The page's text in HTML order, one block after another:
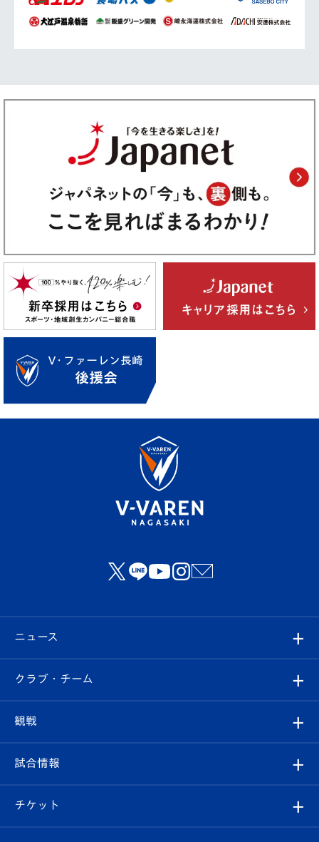
ニュース
すべて
クラブ
試合情報
クラブ・チーム
クラブ概要
エンブレム紹介
観戦
観戦ルール
はじめての観戦ガイド
試合情報
試合日程/結果
チケット